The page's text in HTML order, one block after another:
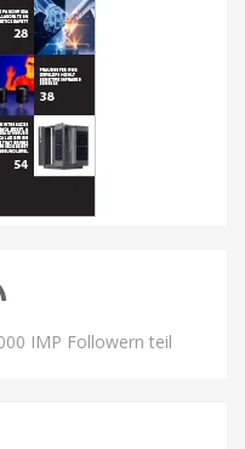
IMP Followern teil